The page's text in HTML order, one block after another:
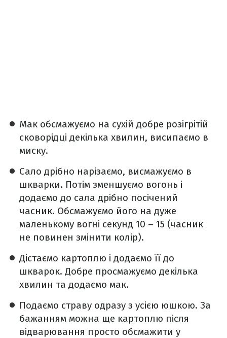
Мак обсмажуємо на сухій добре розігрітій
сковорідці декілька хвилин, висипаємо в
миску.
Сало дрібно нарізаємо, висмажуємо в
шкварки. Потім зменшуємо вогонь і
додаємо до сала дрібно посічений
часник. Обсмажуємо його на дуже
маленькому вогні секунд 10 – 15 (часник
не повинен змінити колір).
Дістаємо картоплю і додаємо її до
шкварок. Добре просмажуємо декілька
хвилин та додаємо мак.
Подаємо страву одразу з усією юшкою. За
бажанням можна ще картоплю після
відварювання просто обсмажити у